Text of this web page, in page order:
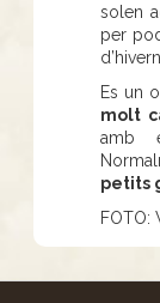
solen
per
d’hivern.
Es un
molt
amb
petits
FOTO: